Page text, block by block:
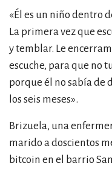
scrolls
timeline
chequeo
descargables
el surti
«Él es un niño dentro
La primera vez que
y temblar. Le
escuche, para que no
porque él no sabía de
los seis meses».
Brizuela, una
marido a doscientos
bitcoin en el barrio